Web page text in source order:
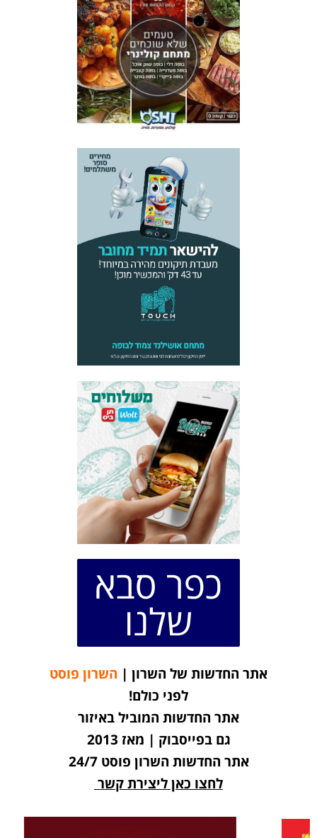
כפר סבא
שלנו
אתר החדשות של השרון | השרון פוסט
לפני כולם!
אתר החדשות המוביל באיזור
גם בפייסבוק | מאז 2013
אתר החדשות השרון פוסט 24/7
לחצו כאן ליצירת קשר